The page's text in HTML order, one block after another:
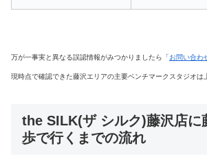
万が一事実と異なる誤認情報がみつかりましたら「お問い合わ
現時点で確認できた藤沢エリアの主要ベンチマークスタジオは
the SILK(ザ シルク)藤沢店に
歩で行くまでの流れ